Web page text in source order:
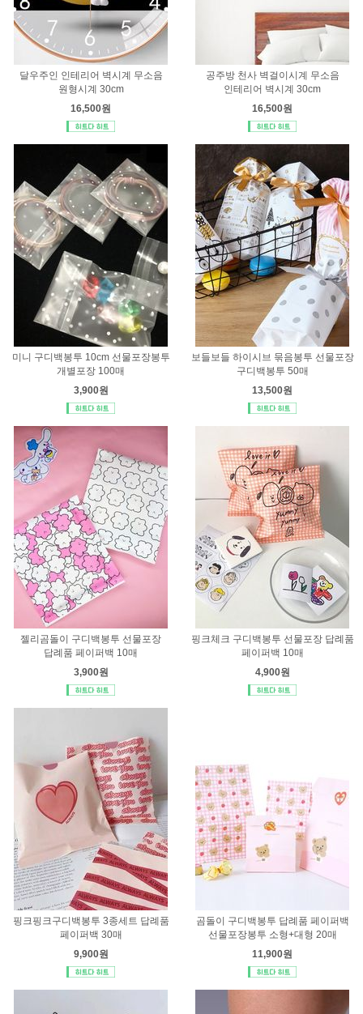
달우주인 인테리어 벽시계 무소음
원형시계 30cm
16,500원
공주방 천사 벽걸이시계 무소음
인테리어 벽시계 30cm
16,500원
미니 구디백봉투 10cm 선물포장봉투
개별포장 100매
3,900원
보들보들 하이시브 묶음봉투 선물포장
구디백봉투 50매
13,500원
젤리곰돌이 구디백봉투 선물포장
답례품 페이퍼백 10매
3,900원
핑크체크 구디백봉투 선물포장 답례품
페이퍼백 10매
4,900원
핑크핑크구디백봉투 3종세트 답례품
페이퍼백 30매
9,900원
곰돌이 구디백봉투 답례품 페이퍼백
선물포장봉투 소형+대형 20매
11,900원